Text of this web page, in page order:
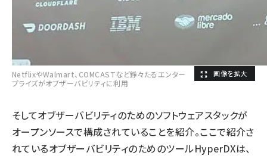
NetflixやWalmart、COMCASTなど錚々たるエンター
プライズがオブザーバビリティに利用
そしてオブザーバビリティのためのソフトウェアスタックが
オープンソースで構成されていることを紹介。ここで紹介さ
れているオブザーバビリティのためのツールHyperDXは、